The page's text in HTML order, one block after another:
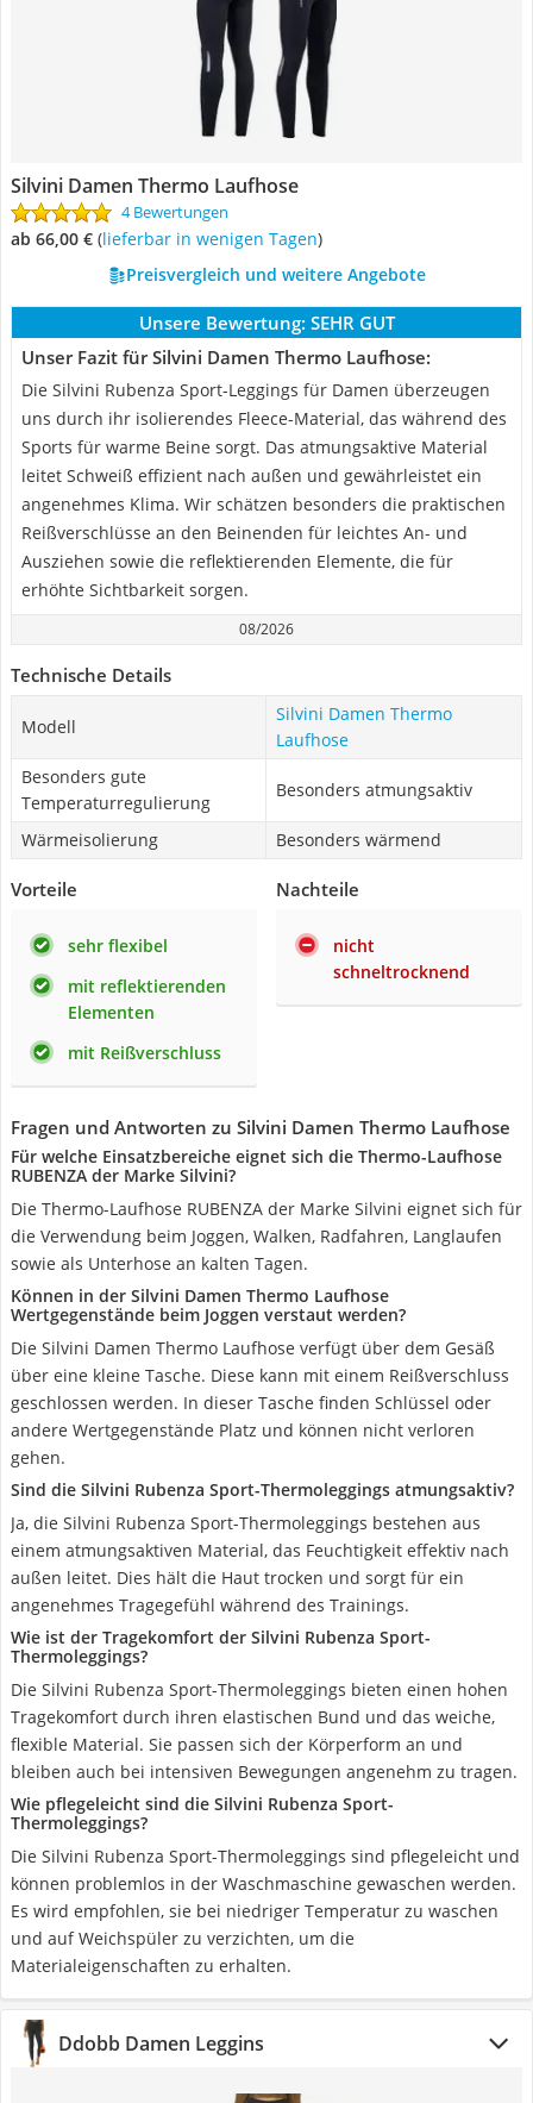
Silvini Damen Thermo Laufhose
4 Bewertungen
ab 66,00 € ( Lieferbar in wenigen Tagen)
Preisvergleich und weitere Angebote
Unsere Bewertung: SEHR GUT
Unser Fazit für Silvini Damen Thermo Laufhose:
Die Silvini Rubenza Sport-Leggings für Damen überzeugen
uns durch ihr isolierendes Fleece-Material, das während des
Sports für warme Beine sorgt. Das atmungsaktive Material
leitet Schweiß effizient nach außen und gewährleistet ein
angenehmes Klima. Wir schätzen besonders die praktischen
Reißverschlüsse an den Beinenden für leichtes An- und
Ausziehen sowie die reflektierenden Elemente, die für
erhöhte Sichtbarkeit sorgen.
08/2026
Technische Details
Modell
Silvini Damen Thermo
Laufhose
Besonders gute
Temperaturregulierung
Besonders atmungsaktiv
Wärmeisolierung Besonders wärmend
Vorteile
sehr flexibel
mit reflektierenden
Elementen
mit Reißverschluss
Nachteile
nicht
schneltrocknend
Fragen und Antworten zu Silvini Damen Thermo Laufhose
Für welche Einsatzbereiche eignet sich die Thermo-Laufhose
RUBENZA der Marke Silvini?
Die Thermo-Laufhose RUBENZA der Marke Silvini eignet sich für
die Verwendung beim Joggen, Walken, Radfahren, Langlaufen
sowie als Unterhose an kalten Tagen.
Können in der Silvini Damen Thermo Laufhose
Wertgegenstände beim Joggen verstaut werden?
Die Silvini Damen Thermo Laufhose verfügt über dem Gesäß
über eine kleine Tasche. Diese kann mit einem Reißverschluss
geschlossen werden. In dieser Tasche finden Schlüssel oder
andere Wertgegenstände Platz und können nicht verloren
gehen.
Sind die Silvini Rubenza Sport-Thermoleggings atmungsaktiv?
Ja, die Silvini Rubenza Sport-Thermoleggings bestehen aus
einem atmungsaktiven Material, das Feuchtigkeit effektiv nach
außen leitet. Dies hält die Haut trocken und sorgt für ein
angenehmes Tragegefühl während des Trainings.
Wie ist der Tragekomfort der Silvini Rubenza Sport-
Thermoleggings?
Die Silvini Rubenza Sport-Thermoleggings bieten einen hohen
Tragekomfort durch ihren elastischen Bund und das weiche,
flexible Material. Sie passen sich der Körperform an und
bleiben auch bei intensiven Bewegungen angenehm zu tragen.
Wie pflegeleicht sind die Silvini Rubenza Sport-
Thermoleggings?
Die Silvini Rubenza Sport-Thermoleggings sind pflegeleicht und
können problemlos in der Waschmaschine gewaschen werden.
Es wird empfohlen, sie bei niedriger Temperatur zu waschen
und auf Weichspüler zu verzichten, um die
Materialeigenschaften zu erhalten.
Ddobb Damen Leggins